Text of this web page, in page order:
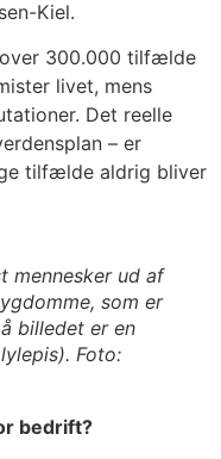
Kiel.
300.000 tilfælde
livet, mens
Det reelle
– er
tilfælde aldrig bliver
mennesker ud af
som er
billedet er en
Foto:
bedrift?